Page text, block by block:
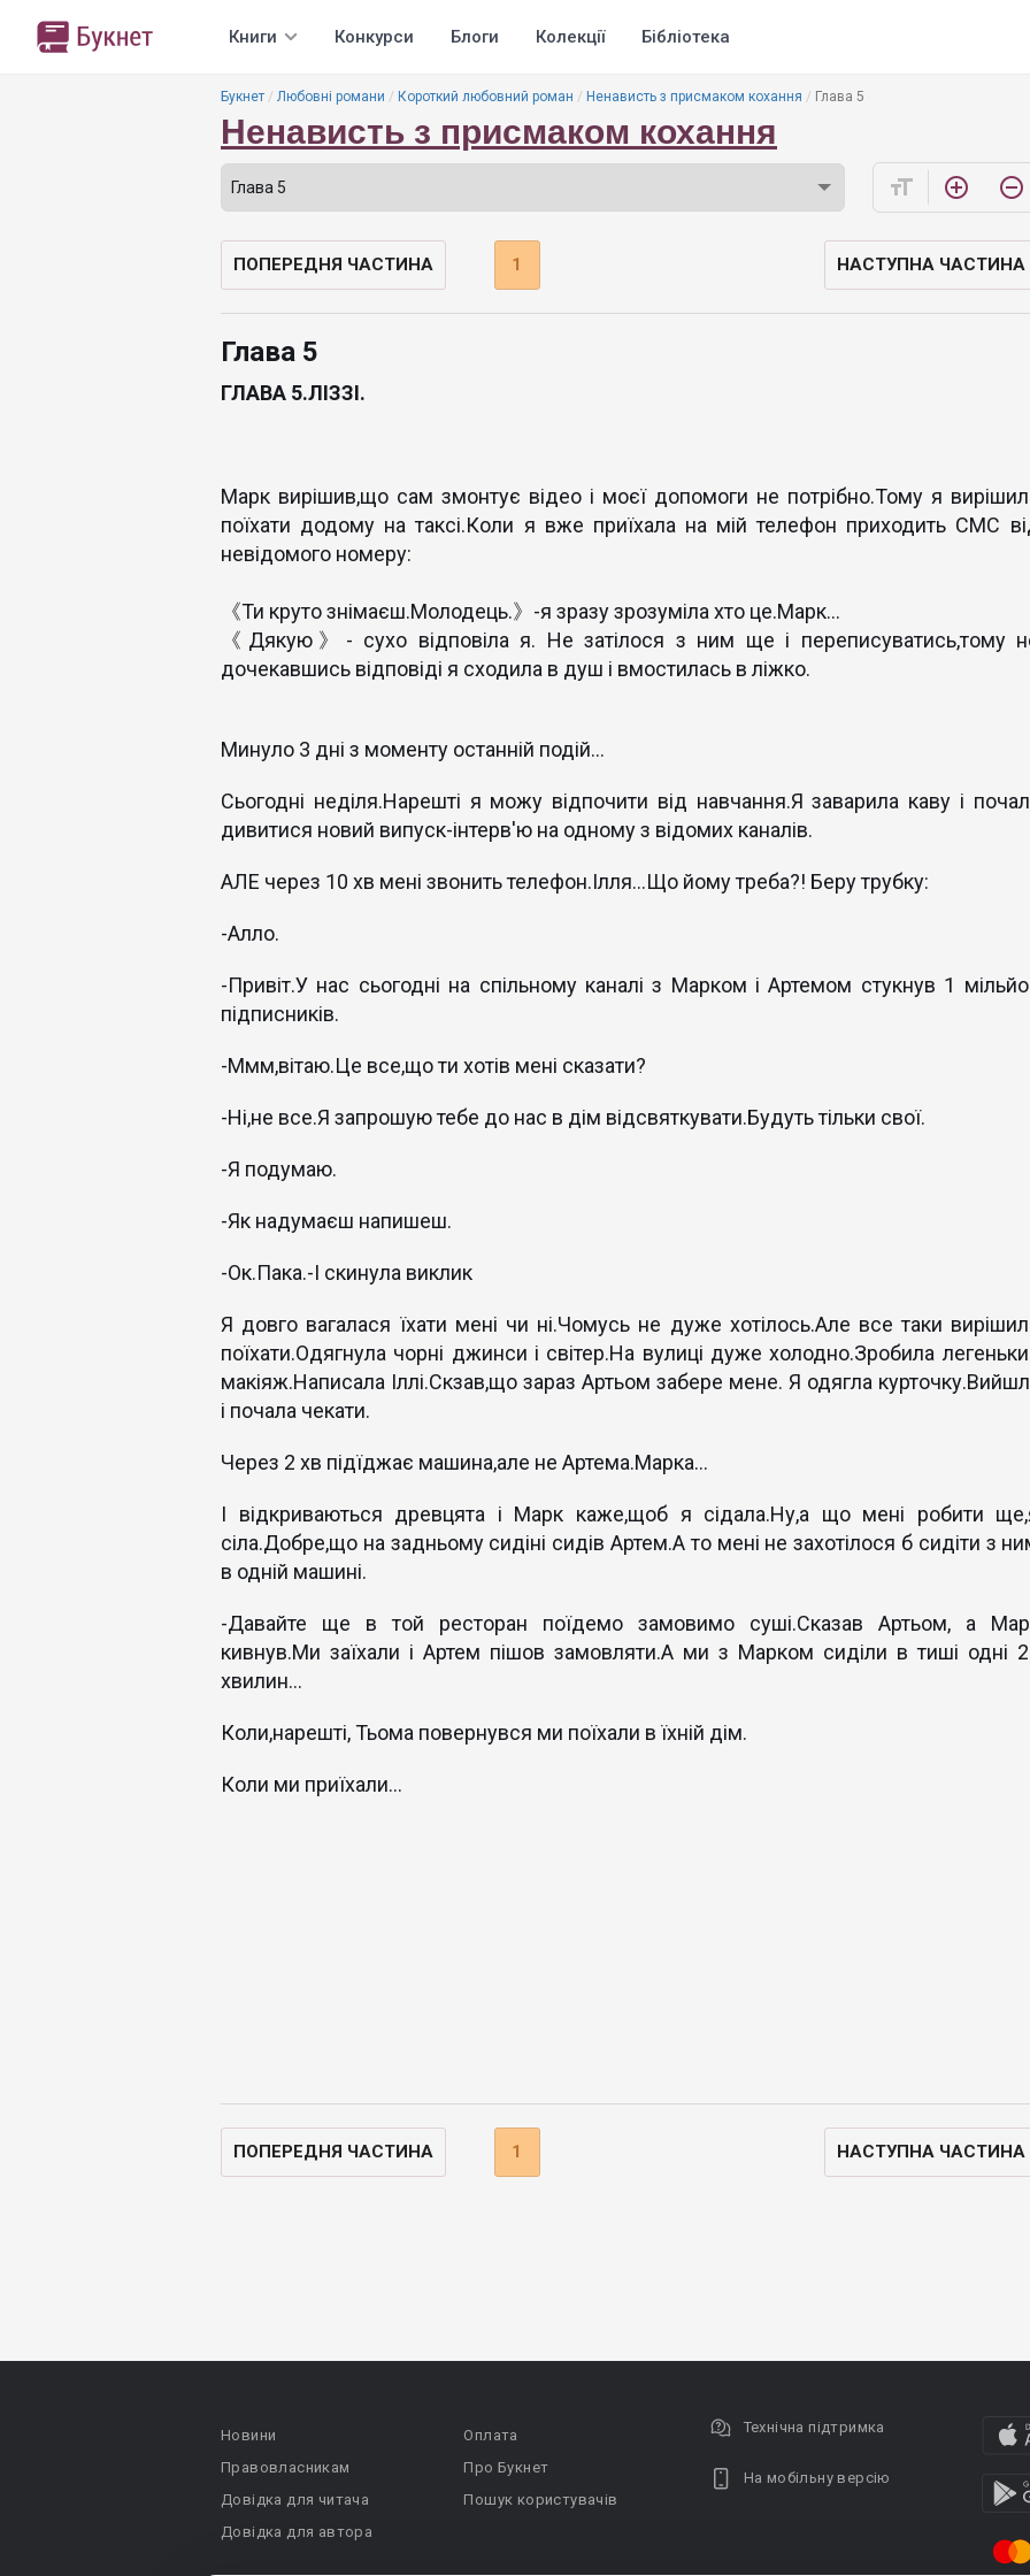
Книги Конкурси Блоги Колекції Бібліотека
Букнет Любовні романи Короткий любовний роман Ненависть з присмаком кохання Глава 5
Ненависть з присмаком кохання
format_size add_circle_outline remove_circle_outline
ПОПЕРЕДНЯ ЧАСТИНА 1 НАСТУПНА ЧАСТИНА
Глава 5
ГЛАВА 5.ЛІЗЗІ.
Марк вирішив,що сам змонтує відео і моєї допомоги не потрібно.Тому я
поїхати додому на таксі.Коли я вже приїхала на мій телефон приходить СМС
невідомого номеру:
《Ти круто знімаєш.Молодець.》-я зразу зрозуміла хто це.Марк...
《Дякую》- сухо відповіла я. Не затілося з ним ще і переписуватись,тому
дочекавшись відповіді я сходила в душ і вмостилась в ліжко.
Минуло 3 дні з моменту останній подій...
Сьогодні неділя.Нарешті я можу відпочити від навчання.Я заварила каву і
дивитися новий випуск-інтерв'ю на одному з відомих каналів.
АЛЕ через 10 хв мені звонить телефон.Ілля...Що йому треба?! Беру трубку:
-Алло.
-Привіт.У нас сьогодні на спільному каналі з Марком і Артемом стукнув 1
підписників.
-Ммм,вітаю.Це все,що ти хотів мені сказати?
-Ні,не все.Я запрошую тебе до нас в дім відсвяткувати.Будуть тільки свої.
-Я подумаю.
-Як надумаєш напишеш.
-Ок.Пака.-І скинула виклик
Я довго вагалася їхати мені чи ні.Чомусь не дуже хотілось.Але все таки
поїхати.Одягнула чорні джинси і світер.На вулиці дуже холодно.Зробила
макіяж.Написала Іллі.Скзав,що зараз Артьом забере мене. Я одягла
і почала чекати.
Через 2 хв підїджає машина,але не Артема.Марка...
І відкриваються древцята і Марк каже,щоб я сідала.Ну,а що мені робити
сіла.Добре,що на задньому сидіні сидів Артем.А то мені не захотілося б сидіти з
в одній машині.
-Давайте ще в той ресторан поїдемо замовимо суші.Сказав Артьом, а
кивнув.Ми заїхали і Артем пішов замовляти.А ми з Марком сиділи в тиші одні
хвилин...
Коли,нарешті, Тьома повернувся ми поїхали в їхній дім.
Коли ми приїхали...
ПОПЕРЕДНЯ ЧАСТИНА 1 НАСТУПНА ЧАСТИНА
Новини
Правовласникам
Довідка для читача
Довідка для автора
Оплата
Про Букнет
Пошук користувачів
Технічна підтримка
На мобільну версію